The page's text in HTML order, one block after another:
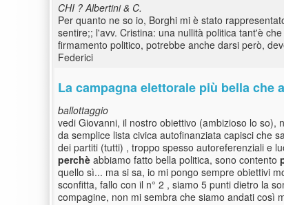
CHI ? Albertini & C.
Per quanto ne so io, Borghi mi è stato
sentire;; l'avv. Cristina: una nullità politica tant'è
firmamento politico, potrebbe anche darsi però,
Federici
La campagna elettorale più bella che
ballottaggio
vedi Giovanni, il nostro obiettivo (ambizioso lo
da semplice lista civica autofinanziata capisci che
dei partiti (tutti) , troppo spesso autoreferenziali e
perchè abbiamo fatto bella politica, sono contento
quello sì... ma si sa, io mi pongo sempre obiettivi
sconfitta, fallo con il n° 2 , siamo 5 punti dietro la
compagine, non mi sembra che siamo andati così